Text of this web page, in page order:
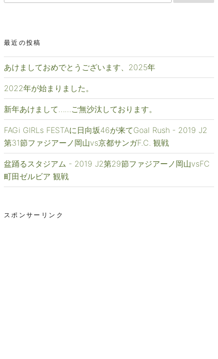
最近の投稿
あけましておめでとうございます、2025年
2022年が始まりました。
新年あけまして……ご無沙汰しております。
FAGi GIRLs FESTAに日向坂46が来てGoal Rush - 2019 J2
第31節ファジアーノ岡山vs京都サンガF.C. 観戦
盆踊るスタジアム - 2019 J2第29節ファジアーノ岡山vsFC
町田ゼルビア 観戦
スポンサーリンク